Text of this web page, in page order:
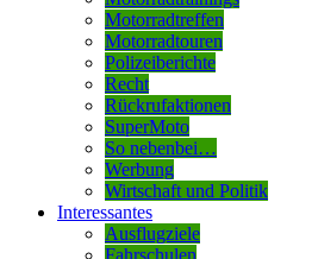
Motorradtreffen
Motorradtouren
Polizeiberichte
Recht
Rückrufaktionen
SuperMoto
So nebenbei…
Werbung
Wirtschaft und Politik
Interessantes
Ausflugziele
Fahrschulen